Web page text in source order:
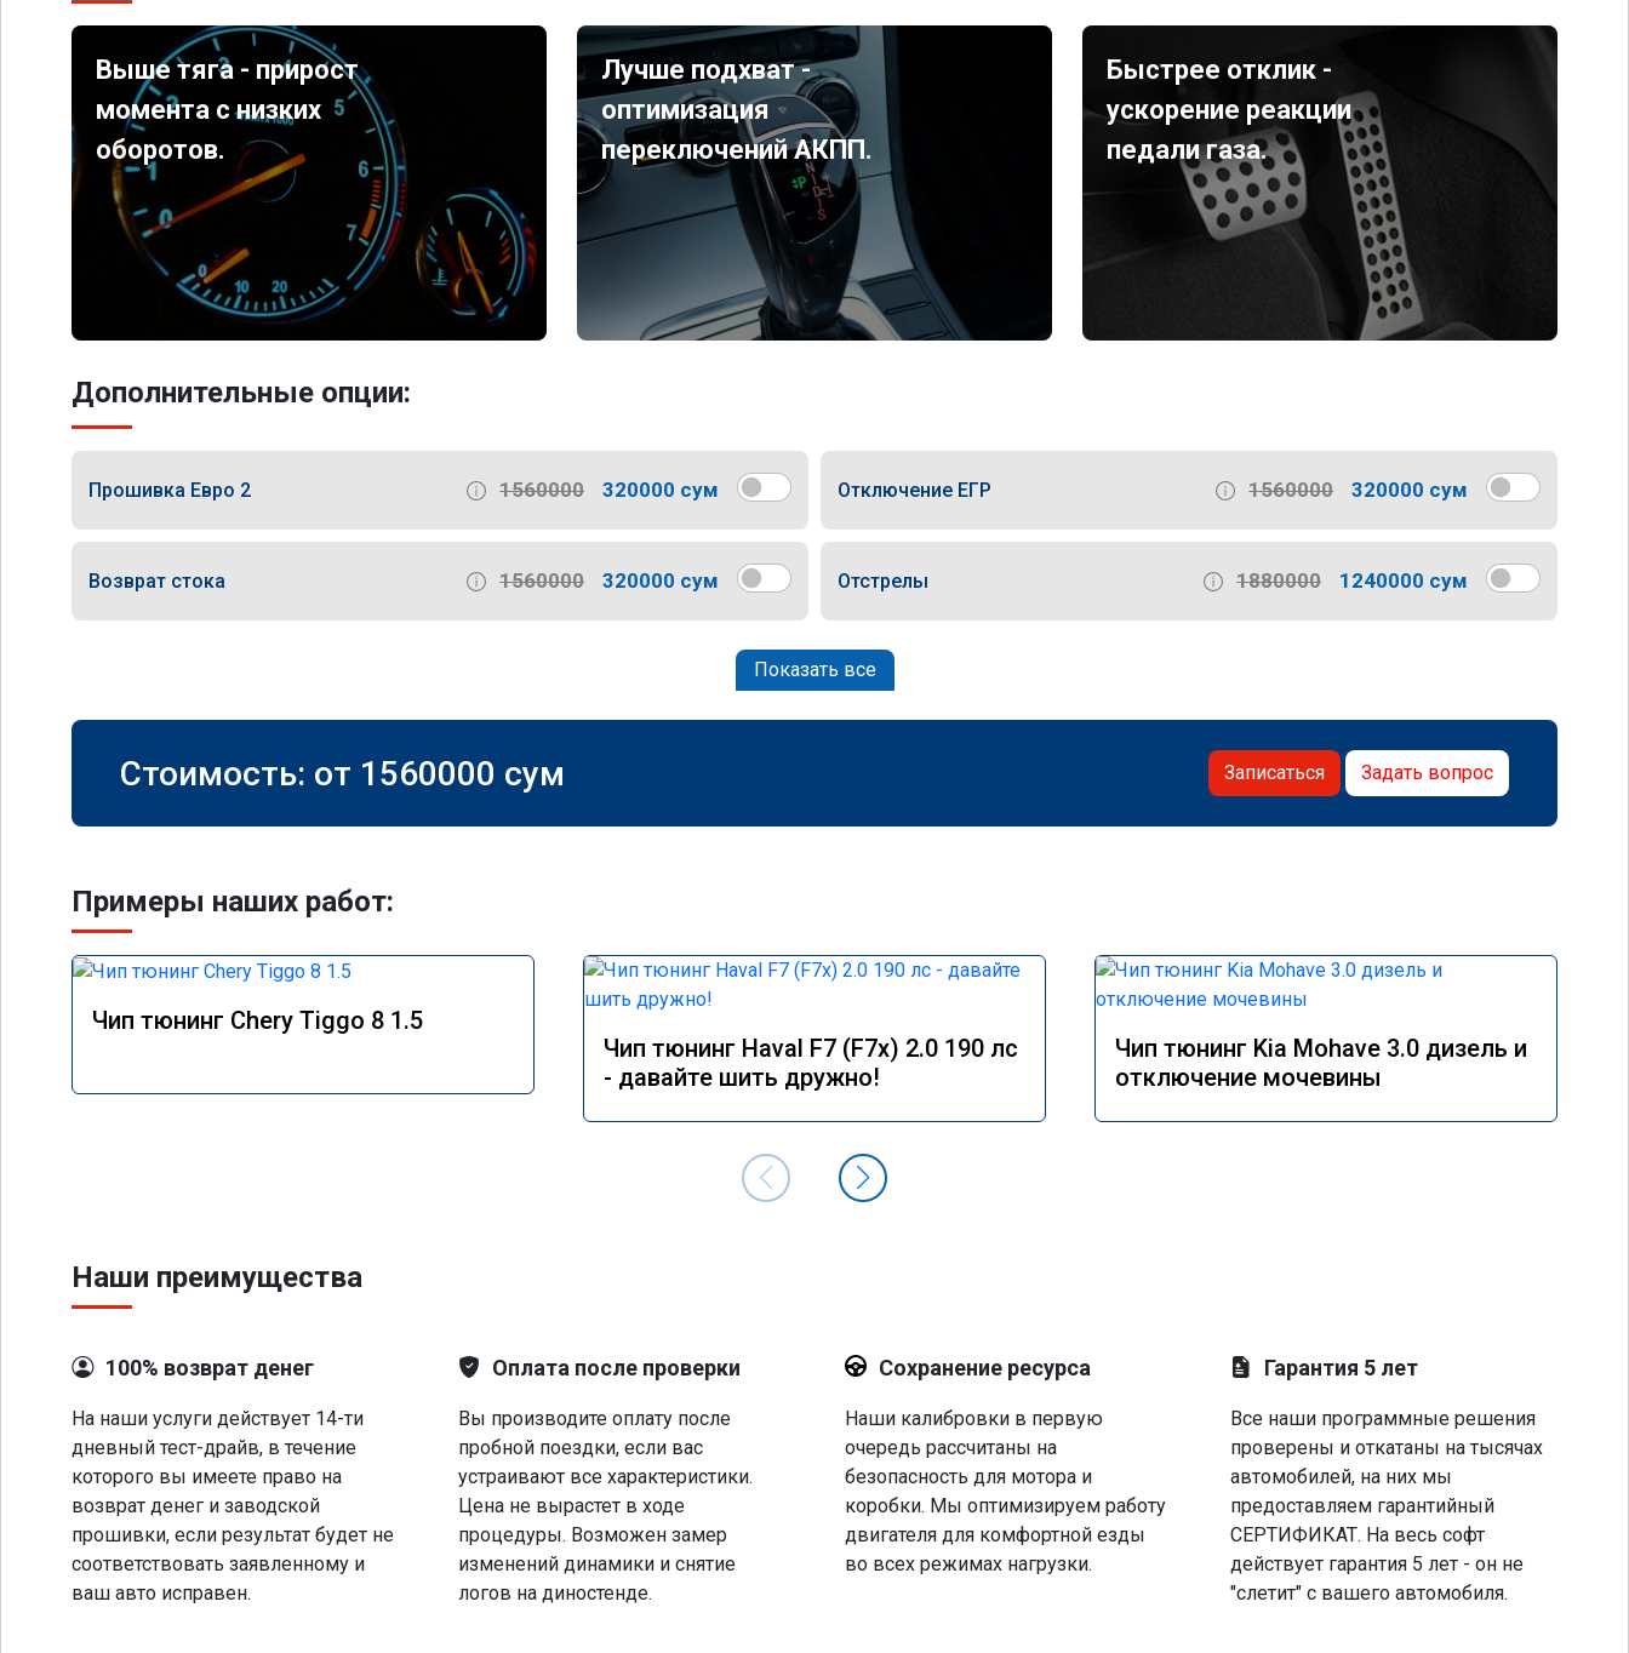
Выше тяга - прирост
момента с низких
оборотов.
Лучше подхват -
оптимизация
переключений АКПП.
Быстрее отклик -
ускорение реакции
педали газа.
Дополнительные опции:
Прошивка Евро 2 1560000 320000 сум Отключение ЕГР 1560000 320000 сум
Возврат стока 1560000 320000 сум Отстрелы 1880000 1240000 сум
Показать все
Стоимость: от 1560000 сум Записаться Задать вопрос
Примеры наших работ:
Чип тюнинг Chery Tiggo 8 1.5
Чип тюнинг Haval F7 (F7x) 2.0 190 лс
- давайте шить дружно!
Чип тюнинг Kia Mohave 3.0 дизель и
отключение мочевины
Наши преимущества
100% возврат денег
На наши услуги действует 14-ти
дневный тест-драйв, в течение
которого вы имеете право на
возврат денег и заводской
прошивки, если результат будет не
соответствовать заявленному и
ваш авто исправен.
Оплата после проверки
Вы производите оплату после
пробной поездки, если вас
устраивают все характеристики.
Цена не вырастет в ходе
процедуры. Возможен замер
изменений динамики и снятие
логов на диностенде.
Сохранение ресурса
Наши калибровки в первую
очередь рассчитаны на
безопасность для мотора и
коробки. Мы оптимизируем работу
двигателя для комфортной езды
во всех режимах нагрузки.
Гарантия 5 лет
Все наши программные решения
проверены и откатаны на тысячах
автомобилей, на них мы
предоставляем гарантийный
СЕРТИФИКАТ. На весь софт
действует гарантия 5 лет - он не
"слетит" с вашего автомобиля.